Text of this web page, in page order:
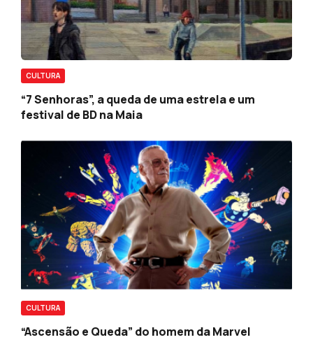
CULTURA
“7 Senhoras”, a queda de uma estrela e um
festival de BD na Maia
CULTURA
“Ascensão e Queda” do homem da Marvel